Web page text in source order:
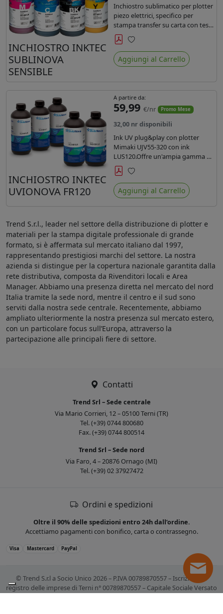
INCHIOSTRO INKTEC
SUBLINOVA
SENSIBLE
Inchiostro sublimatico per plotter
piezo elettrici, specifico per
stampa transfer su carta con teste
Epson EPS3200, 5113, dx4 e dx5.
Ecologico, conforme alla
normativa Reach e Oeko-Tex.
Preferiti
Aggiungi al Carrello
INCHIOSTRO INKTEC
UVIONOVA FR120
A partire da:
59,99 €/nr Promo Mese
32,00 nr disponibili
Ink UV plug&play con plotter
Mimaki UJV55-320 con ink
LUS120.Offre un'ampia gamma di
colori,una maggiore densità e un
minore ingiallimento rispetto agli
ink Mimaki LUS-120
Preferiti
Aggiungi al Carrello
Trend S.r.l., leader nel settore della distribuzione di plotter e
materiali per la stampa digitale professionale di grande
formato, si è affermata sul mercato italiano dal 1997,
rappresentando prestigiosi marchi del settore. La nostra
azienda si distingue per la copertura nazionale garantita dalla
rete distributiva, composta da Rivenditori locali e Area
Manager. Abbiamo una presenza diretta nel mercato del nord
Italia tramite la sede nord, mentre il centro e il sud sono
serviti dalla nostra sede centrale. Recentemente, abbiamo
ampliato ulteriormente la nostra presenza sul mercato estero,
con un particolare focus sull’Europa, attraverso la
partecipazione alle principali fiere di settore.
Contatti
Trend Srl – Sede centrale
Via Mario Corrieri, 12 – 05100 Terni (TR)
Tel. (+39) 0744 800680
Fax. (+39) 0744 800514
Trend Srl – Sede nord
Via Faro, 4 – 20876 Ornago (MI)
Tel. (+39) 02 37927472
Ordini e spedizioni
Oltre il 90% delle spedizioni entro 24h dall’ordine.
Accettiamo pagamenti con bonifico, carta o contrassegno.
Visa Mastercard PayPal
© Trend S.r.l a Socio Unico 2026 – P.IVA 00789870557 – Iscrizione al
registro delle imprese di Terni n° 00789870557 – Capitale Sociale Versato